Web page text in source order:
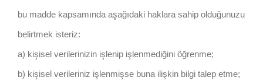
bu madde kapsamında aşağıdaki haklara sahip olduğunuzu
belirtmek isteriz:
a) kişisel verilerinizin işlenip işlenmediğini öğrenme;
b) kişisel verileriniz işlenmişse buna ilişkin bilgi talep etme;